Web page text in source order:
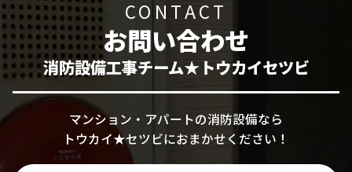
CONTACT
お問い合わせ
消防設備工事チーム★トウカイセツビ
マンション・アパートの消防設備なら
トウカイ★セツビにおまかせください！